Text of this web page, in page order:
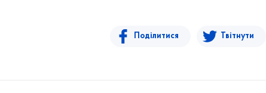
Поділитися Твітнути